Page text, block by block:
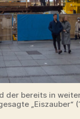
der bereits in
„Eiszauber“